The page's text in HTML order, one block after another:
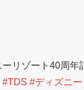
リゾート40周年
#TDS #ディズニー